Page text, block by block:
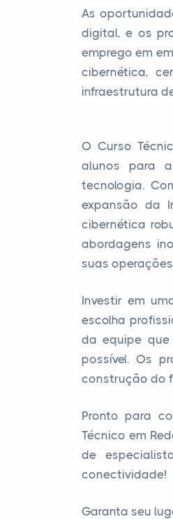
As
digital, e os
emprego em
cibernética,
infraestrutura
O Curso
alunos para
tecnologia.
expansão da
cibernética
abordagens
suas
Investir em
escolha
da equipe
possível. Os
construção do
Pronto para
Técnico em
de
conectividade!
Garanta seu